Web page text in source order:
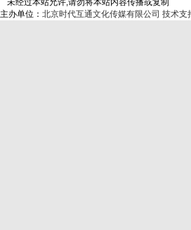
未经过本站允许,请勿将本站内容传播或复制
主办单位： 北京时代互通文化传媒有限公司 技术支